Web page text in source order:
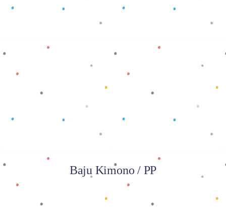
Baca selengkapnya
Baju Kimono / PP